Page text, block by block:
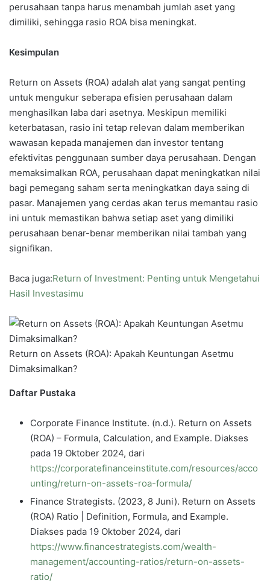
perusahaan tanpa harus menambah jumlah aset yang
dimiliki, sehingga rasio ROA bisa meningkat.
Kesimpulan
Return on Assets (ROA) adalah alat yang sangat penting
untuk mengukur seberapa efisien perusahaan dalam
menghasilkan laba dari asetnya. Meskipun memiliki
keterbatasan, rasio ini tetap relevan dalam memberikan
wawasan kepada manajemen dan investor tentang
efektivitas penggunaan sumber daya perusahaan. Dengan
memaksimalkan ROA, perusahaan dapat meningkatkan nilai
bagi pemegang saham serta meningkatkan daya saing di
pasar. Manajemen yang cerdas akan terus memantau rasio
ini untuk memastikan bahwa setiap aset yang dimiliki
perusahaan benar-benar memberikan nilai tambah yang
signifikan.
Baca juga:Return of Investment: Penting untuk Mengetahui
Hasil Investasimu
Return on Assets (ROA): Apakah Keuntungan Asetmu
Dimaksimalkan?
Daftar Pustaka
Corporate Finance Institute. (n.d.). Return on Assets
(ROA) – Formula, Calculation, and Example. Diakses
pada 19 Oktober 2024, dari
https://corporatefinanceinstitute.com/resources/acco
unting/return-on-assets-roa-formula/
Finance Strategists. (2023, 8 Juni). Return on Assets
(ROA) Ratio | Definition, Formula, and Example.
Diakses pada 19 Oktober 2024, dari
https://www.financestrategists.com/wealth-
management/accounting-ratios/return-on-assets-
ratio/